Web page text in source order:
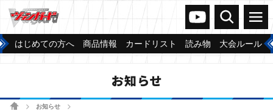
ヴァンガードch
検索 メニュー
はじめての方へ 商品情報 カードリスト 読み物 大会ルール
お知らせ
ホームお知らせ